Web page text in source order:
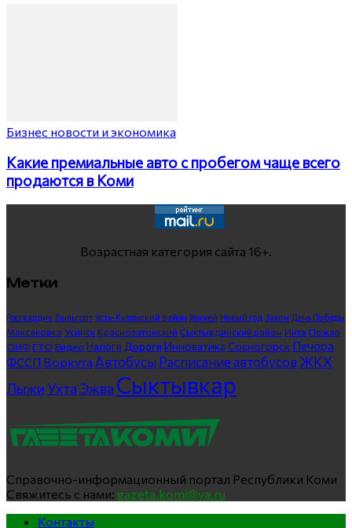
Бизнес новости и экономика
Какие премиальные авто с пробегом чаще всего
продаются в Коми
Возрастная категория сайта 16+.
Метки
Росгвардия Выльгорт Усть-Куломский район Хоккей Новый год Закон День Победы
Максаковка Усинск Краснозатонский Сыктывдинский район Инта Пожар
ОНФ ГТО Видео Налоги Дороги Инноватика Сосногорск Печора
ФССП Воркута Автобусы Расписание автобусов ЖКХ
ЛыжиУхта Эжва Сыктывкар
Справочно-информационный портал Республики Коми
Свяжитесь с нами: gazeta.komi@ya.ru
Контакты